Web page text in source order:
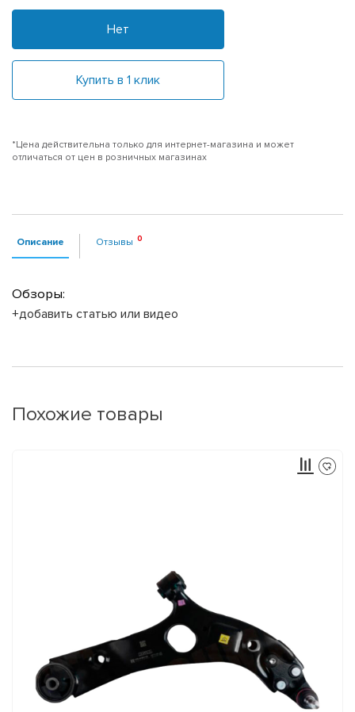
Нет
Купить в 1 клик
*Цена действительна только для интернет-магазина и может
отличаться от цен в розничных магазинах
Описание Отзывы
Обзоры:
+добавить статью или видео
Похожие товары